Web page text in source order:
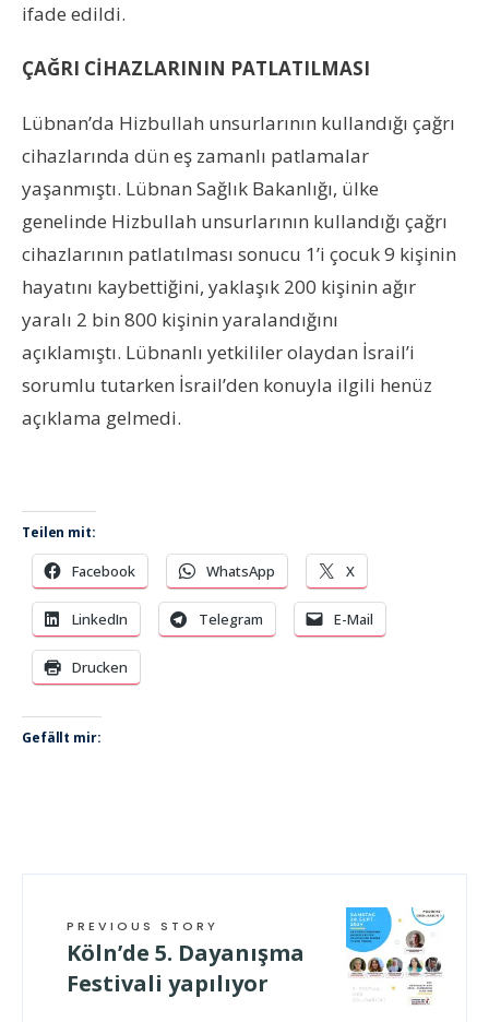
ifade edildi.
ÇAĞRI CİHAZLARININ PATLATILMASI
Lübnan’da Hizbullah unsurlarının kullandığı çağrı
cihazlarında dün eş zamanlı patlamalar
yaşanmıştı. Lübnan Sağlık Bakanlığı, ülke
genelinde Hizbullah unsurlarının kullandığı çağrı
cihazlarının patlatılması sonucu 1’i çocuk 9 kişinin
hayatını kaybettiğini, yaklaşık 200 kişinin ağır
yaralı 2 bin 800 kişinin yaralandığını
açıklamıştı. Lübnanlı yetkililer olaydan İsrail’i
sorumlu tutarken İsrail’den konuyla ilgili henüz
açıklama gelmedi.
Teilen mit:
Facebook WhatsApp X
LinkedIn Telegram E-Mail
Drucken
Gefällt mir:
PREVIOUS STORY
Köln’de 5. Dayanışma
Festivali yapılıyor